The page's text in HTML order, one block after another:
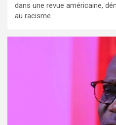
dans une revue américaine,
au racisme…